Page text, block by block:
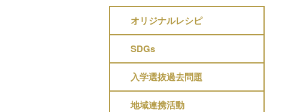
オリジナルレシピ
SDGs
入学選抜過去問題
地域連携活動